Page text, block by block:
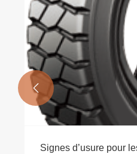
Signes d’usure pour
